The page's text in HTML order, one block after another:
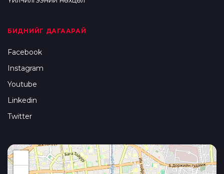
БИДНИЙГ ДАГААРАЙ
Facebook
Instagram
Youtube
Linkedin
Twitter